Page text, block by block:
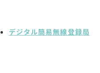
デジタル簡易無線登録局